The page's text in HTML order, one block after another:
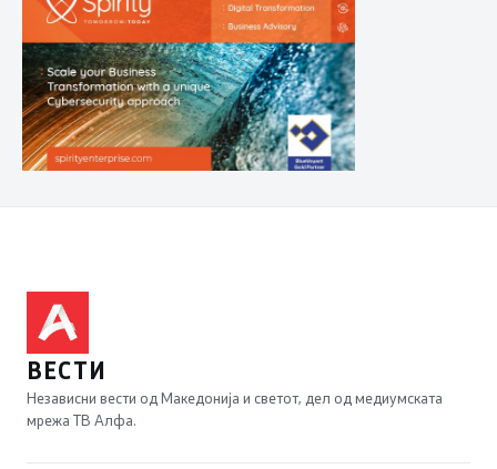
ВЕСТИ
Независни вести од Македонија и светот, дел од медиумската
мрежа ТВ Алфа.